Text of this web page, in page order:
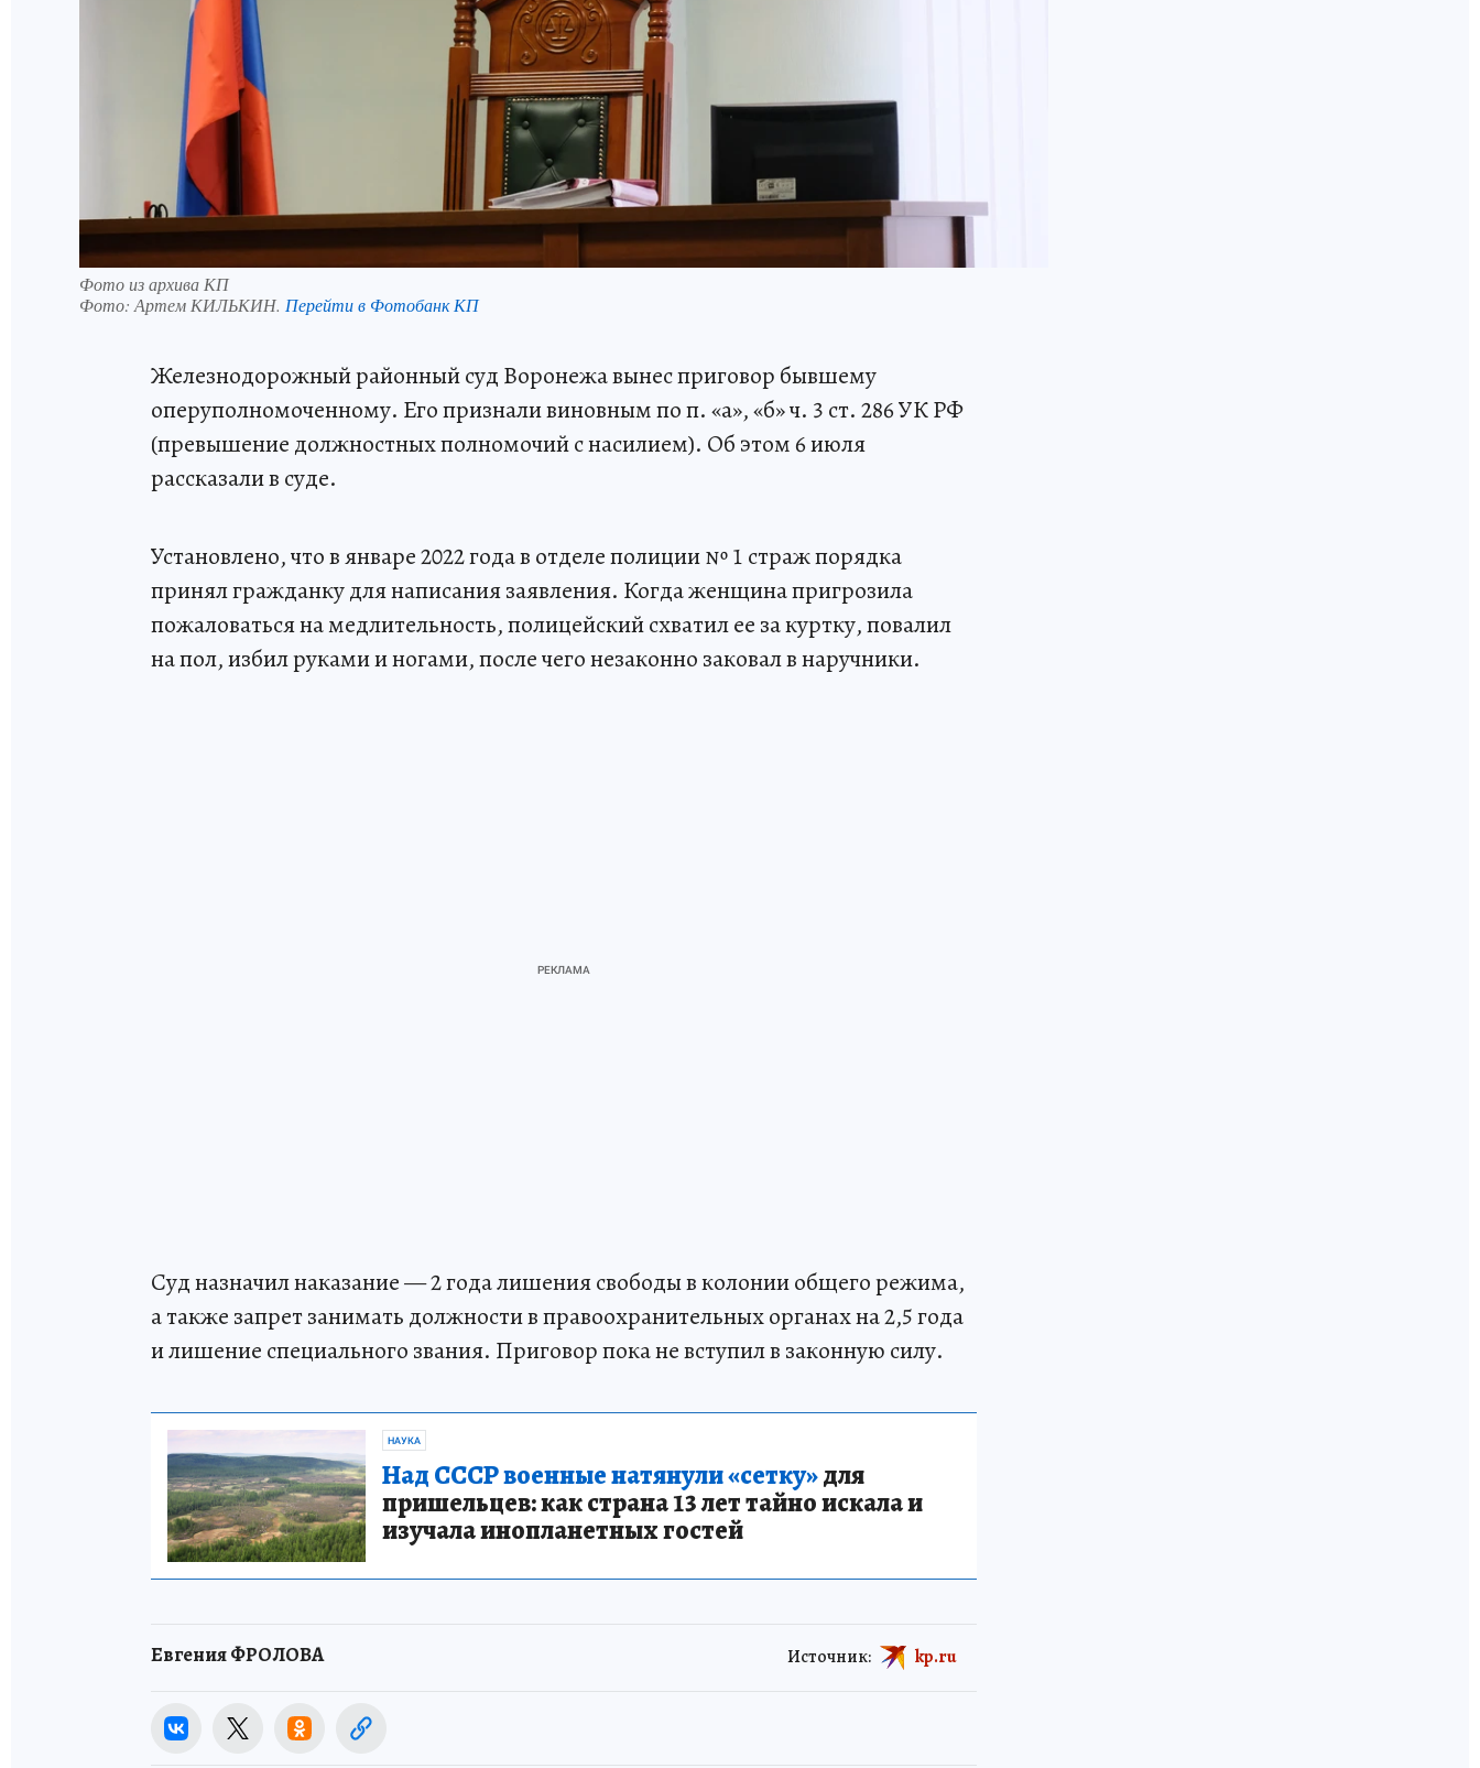
Фото из архива КП
Фото: Артем КИЛЬКИН. Перейти в Фотобанк КП
Железнодорожный районный суд Воронежа вынес приговор бывшему
оперуполномоченному. Его признали виновным по п. «а», «б» ч. 3 ст. 286 УК РФ
(превышение должностных полномочий с насилием). Об этом 6 июля
рассказали в суде.
Установлено, что в январе 2022 года в отделе полиции № 1 страж порядка
принял гражданку для написания заявления. Когда женщина пригрозила
пожаловаться на медлительность, полицейский схватил ее за куртку, повалил
на пол, избил руками и ногами, после чего незаконно заковал в наручники.
Суд назначил наказание — 2 года лишения свободы в колонии общего режима,
а также запрет занимать должности в правоохранительных органах на 2,5 года
и лишение специального звания. Приговор пока не вступил в законную силу.
НАУКА
Над СССР военные натянули «сетку»для
пришельцев: как страна 13 лет тайно искала и
изучала инопланетных гостей
Евгения ФРОЛОВА Источник: kp.ru